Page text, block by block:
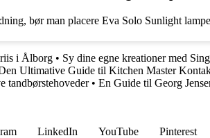
bør man placere Eva Solo Sunlight
i Ålborg • Sy dine egne kreationer med
Ultimative Guide til Kitchen Master
tandbørstehoveder• En Guide til Georg
LinkedIn YouTube Pinterest